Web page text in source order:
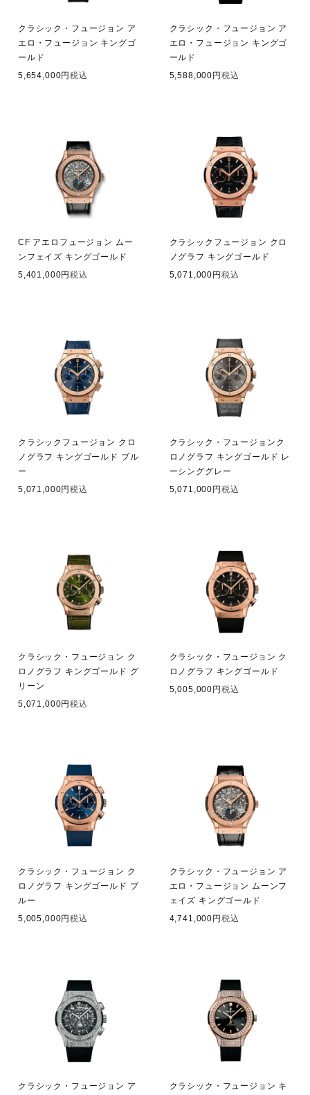
クラシック・フュージョン ア
エロ・フュージョン キングゴ
ールド
5,654,000
税込
クラシック・フュージョン ア
エロ・フュージョン キングゴ
ールド
5,588,000
税込
CF アエロフュージョン ムー
ンフェイズ キングゴールド
5,401,000
税込
クラシックフュージョン クロ
ノグラフ キングゴールド
5,071,000
税込
クラシックフュージョン クロ
ノグラフ キングゴールド ブル
ー
5,071,000
税込
クラシック・フュージョンク
ロノグラフ キングゴールド レ
ーシンググレー
5,071,000
税込
クラシック・フュージョン ク
ロノグラフ キングゴールド グ
リーン
5,071,000
税込
クラシック・フュージョン ク
ロノグラフ キングゴールド
5,005,000
税込
クラシック・フュージョン ク
ロノグラフ キングゴールド ブ
ルー
5,005,000
税込
クラシック・フュージョン ア
エロ・フュージョン ムーンフ
ェイズ キングゴールド
4,741,000
税込
クラシック・フュージョン ア クラシック・フュージョン キ